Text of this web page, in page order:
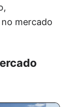
mercado